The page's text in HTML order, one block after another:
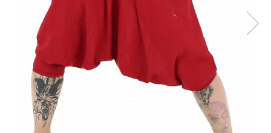
Salopete
RUCSACURI
Rucsacuri Mari cu Print
Rucsacuri Mari
Rucsacuri Mici
ACCESORII
Borsete și Genți